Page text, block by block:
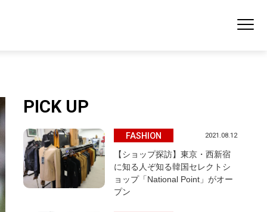
PICK UP
FASHION 2021.08.12
【ショップ探訪】東京・西新宿
に知る人ぞ知る韓国セレクトシ
ョップ「National Point」がオー
プン